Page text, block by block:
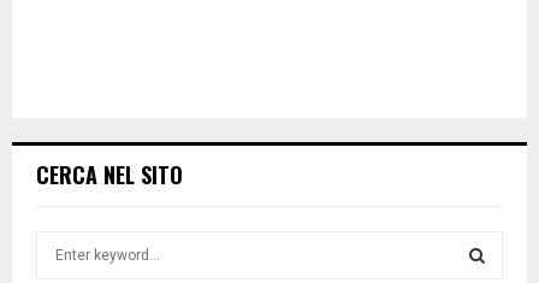
CERCA NEL SITO